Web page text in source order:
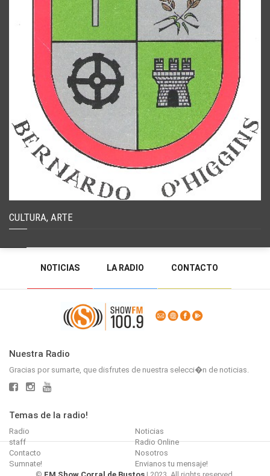
CULTURA, ARTE
NOTICIAS LA RADIO CONTACTO
PROGRAMACIÓN RADIO EN VIVO
DEJAR MENSAJE
Nuestra Radio
Gracias por sumarte, que disfrutes de nuestra selecci�n de noticias.
Temas de la radio!
Radio
Noticias
staff
Radio Online
Contacto
Nosotros
Sumnate!
Envianos tu mensaje!